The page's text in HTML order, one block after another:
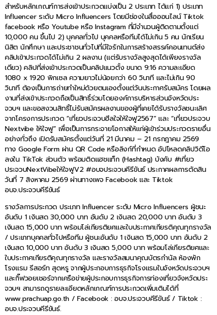
สำหรับหลักเกณฑ์การส่งเข้าประกวดแบ่งเป็น 2 ประเภท ได้แก่ 1) ประเภท
Influencer ระดับ Micro Influencers โดยมีช่องในสื่อออนไลน์ Tiktok
facebook หรือ Youtube หรือ Instagram ที่มีจำนวนผู้ติดตามตั้งแต่
10,000 คน ขึ้นไป 2) บุคคลทั่วไป บุคคลหรือทีมได้ไม่เกิน 5 คน นักเรียน
นิสิต นักศึกษา และประชาชนทั่วไปที่มีใจรักในการสร้างสรรค์คอนเทนต์ส่ง
คลิปเข้าประกวดได้ไม่เกิน 2 ผลงาน (แต่รับรางวัลสูงสุดได้เพียงรางวัล
เดียว) คลิปที่ส่งเข้าประกวดเป็นคลิปแนวตั้ง ขนาด 9:16 ความละเอียด
1080 x 1920 พิกเซล ความยาวไม่น้อยกว่า 60 วินาที และไม่เกิน 90
วินาที ต้องเป็นการถ่ายทำใหม่ด้วยตนเองตั้งแต่วันประกาศรับสมัคร โดยผล
งานที่ส่งเข้าประกวดถือเป็นสิทธิ์ร่วมโดยองค์การบริหารส่วนจังหวัดประ
จวบฯ และขอสงวนสิทธิ์ไม่รับสมัครผลงานของผู้ที่เคยได้รับรางวัลชนะเลิศ
จากโครงการประกวด “เที่ยวประจวบฮีลใจให้ใจฟู2567” และ “เที่ยวประจวบ
Nextvibe ให้ใจฟู” เพื่อเป็นการกระจายโอกาสให้แก่ผู้เข้าร่วมประกวดรายอื่น
อย่างทั่วถึง เปิดรับสมัครตั้งแต่วันที่ 21 มีนาคม – 21 กรกฎาคม 2569
ทาง Google Form ผ่าน QR Code หรือลิงก์ที่กำหนด อัปโหลดคลิปวิดีโอ
ลงใน TikTok ส่วนตัว พร้อมติดแฮชแท็ก (Hashtag) บังคับ #เที่ยว
ประจวบNextVibeให้ใจฟูV2 #อบจประจวบคีรีขันธ์ ประกาศผลการตัดสิน
วันที่ 7 สิงหาคม 2569 ผ่านทางเพจ Facebook และ Tiktok
อบจ.ประจวบคีรีขันธ์
รางวัลการประกวด ประเภท Influencer ระดับ Micro Influencers ผู้ชนะ
อันดับ 1 เงินสด 30,000 บาท อันดับ 2 เงินสด 20,000 บาท อันดับ 3
เงินสด 15,000 บาท พร้อมโล่เกียรติยศและใบประกาศเกียรติคุณทุกรางวัล
/ ประเภทบุคคลทั่วไปหรือทีม ผู้ชนะอันดับ 1 เงินสด 15,000 บาท อันดับ 2
เงินสด 10,000 บาท อันดับ 3 เงินสด 5,000 บาท พร้อมโล่เกียรติยศและ
ใบประกาศเกียรติคุณทุกรางวัล และรางวัลสมนาคุณบัตรกำนัล ห้องพัก
โรงแรม รีสอร์ท สุดหรู จากผู้ประกอบการธุรกิจโรงแรมในจังหวัดประจวบฯ
และกิ๊ฟวอยเชอร์จากเครือข่ายผู้ประกอบการธุรกิจการท่องเที่ยวจังหวัดประ
จวบฯ สามารถดูรายละเอียดหลักเกณฑ์การประกวดเพิ่มเติมได้ที่
www.prachuap.go.th / Facebook : อบจ.ประจวบคีรีขันธ์ / Tiktok :
อบจ.ประจวบคีรีขันธ์.